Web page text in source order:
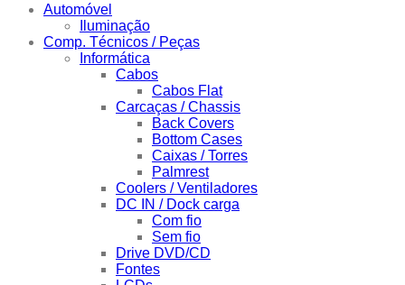
Automóvel
Iluminação
Comp. Técnicos / Peças
Informática
Cabos
Cabos Flat
Carcaças / Chassis
Back Covers
Bottom Cases
Caixas / Torres
Palmrest
Coolers / Ventiladores
DC IN / Dock carga
Com fio
Sem fio
Drive DVD/CD
Fontes